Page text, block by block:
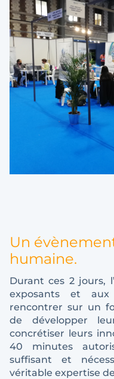
Un
humaine.
Durant ces 2 jours,
exposants et
rencontrer sur un
de développer
concrétiser leurs
40 minutes
suffisant et
véritable expertise